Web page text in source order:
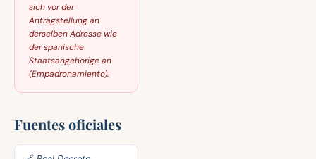
sich vor der
Antragstellung an
derselben Adresse wie
der spanische
Staatsangehörige an
(Empadronamiento).
Fuentes oficiales